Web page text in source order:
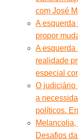
com José
A esquerda
propor
A esquerda
realidade
especial
O judiciário
a
políticos.
Desafios